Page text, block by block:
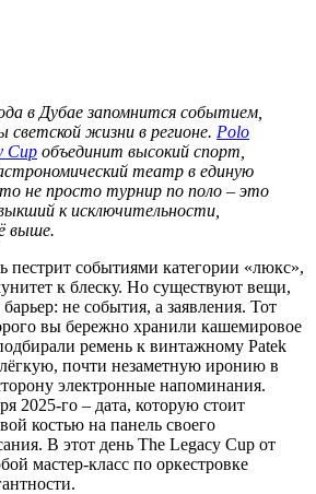
в Дубае запомнится событием,
жизни в регионе. Polo
Cup объединит высокий спорт,
театр в единую
не просто турнир по поло – это
к исключительности,
выше.
пестрит событиями категории «люкс»,
к блеску. Но существуют вещи,
не события, а заявления. Тот
вы бережно хранили кашемировое
ремень к винтажному Patek
почти незаметную иронию в
электронные напоминания.
2025-го – дата, которую стоит
костью на панель своего
В этот день The Legacy Cup от
мастер-класс по оркестровке